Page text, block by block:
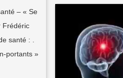
– « Se
Frédéric
santé : .
portants »